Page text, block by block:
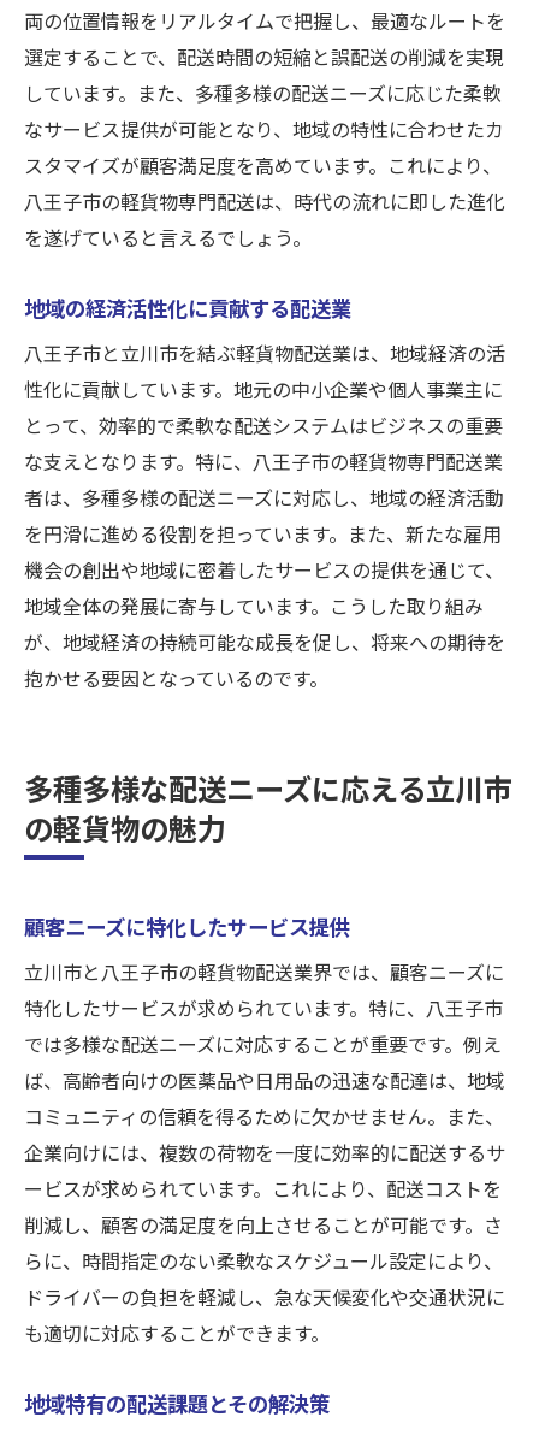
両の位置情報をリアルタイムで把握し、最適なルートを
選定することで、配送時間の短縮と誤配送の削減を実現
しています。また、多種多様の配送ニーズに応じた柔軟
なサービス提供が可能となり、地域の特性に合わせたカ
スタマイズが顧客満足度を高めています。これにより、
八王子市の軽貨物専門配送は、時代の流れに即した進化
を遂げていると言えるでしょう。
地域の経済活性化に貢献する配送業
八王子市と立川市を結ぶ軽貨物配送業は、地域経済の活
性化に貢献しています。地元の中小企業や個人事業主に
とって、効率的で柔軟な配送システムはビジネスの重要
な支えとなります。特に、八王子市の軽貨物専門配送業
者は、多種多様の配送ニーズに対応し、地域の経済活動
を円滑に進める役割を担っています。また、新たな雇用
機会の創出や地域に密着したサービスの提供を通じて、
地域全体の発展に寄与しています。こうした取り組み
が、地域経済の持続可能な成長を促し、将来への期待を
抱かせる要因となっているのです。
多種多様な配送ニーズに応える立川市
の軽貨物の魅力
顧客ニーズに特化したサービス提供
立川市と八王子市の軽貨物配送業界では、顧客ニーズに
特化したサービスが求められています。特に、八王子市
では多様な配送ニーズに対応することが重要です。例え
ば、高齢者向けの医薬品や日用品の迅速な配達は、地域
コミュニティの信頼を得るために欠かせません。また、
企業向けには、複数の荷物を一度に効率的に配送するサ
ービスが求められています。これにより、配送コストを
削減し、顧客の満足度を向上させることが可能です。さ
らに、時間指定のない柔軟なスケジュール設定により、
ドライバーの負担を軽減し、急な天候変化や交通状況に
も適切に対応することができます。
地域特有の配送課題とその解決策